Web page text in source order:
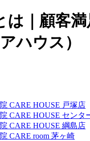
は｜顧客
ハウス）
CARE HOUSE 戸塚店
CARE HOUSE センタ
CARE HOUSE 綱島店
CARE room 茅ヶ崎